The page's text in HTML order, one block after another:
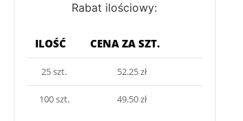
Rabat ilościowy:
ILOŚĆ CENA ZA SZT.
25 szt. 52.25 zł
100 szt. 49.50 zł